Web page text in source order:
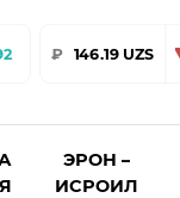
₽ 146.19 UZS
ЭРОН –
ИСРОИЛ